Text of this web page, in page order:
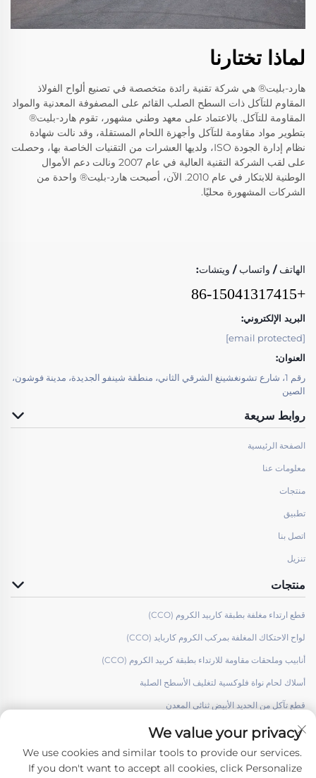
لماذا تختارنا
هارد-بليت® هي شركة تقنية رائدة متخصصة في تصنيع ألواح الفولاذ
المقاوم للتآكل ذات السطح الصلب القائم على المصفوفة المعدنية والمواد
المقاومة للتآكل. بالاعتماد على معهد وطني مشهور، تقوم هارد-بليت®
بتطوير مواد مقاومة للتآكل وأجهزة اللحام المستقلة، وقد نالت شهادة
نظام إدارة الجودة ISO، ولديها العشرات من التقنيات الخاصة بها، وحصلت
على لقب الشركة التقنية العالية في عام 2007 ونالت دعم الأموال
الوطنية للابتكار في عام 2010. الآن، أصبحت هارد-بليت® واحدة من
الشركات المشهورة محليًا.
الهاتف / واتساب / ويتشات:
+86-15041317415
البريد الإلكتروني:
[email protected]
العنوان:
رقم 1، شارع تشونغشينغ الشرقي الثاني، منطقة شينفو الجديدة، مدينة فوشون،
الصين
روابط سريعة
الصفحة الرئيسية
معلومات عنا
منتجات
تطبيق
اتصل بنا
تنزيل
منتجات
قطع ارتداء مغلفة بطبقة كاربيد الكروم (CCO)
لواح الاحتكاك المغلفة بمركب الكروم كاربايد (CCO)
أنابيب وملحقات مقاومة للارتداء بطبقة كربيد الكروم (CCO)
أسلاك لحام نواة فلوكسية لتغليف الأسطح الصلبة
قطع تآكل من الحديد الأبيض ثنائي المعدن
We value your privacy
We use cookies and similar tools to provide our services.
If you don't want to accept all cookies, click Personalize